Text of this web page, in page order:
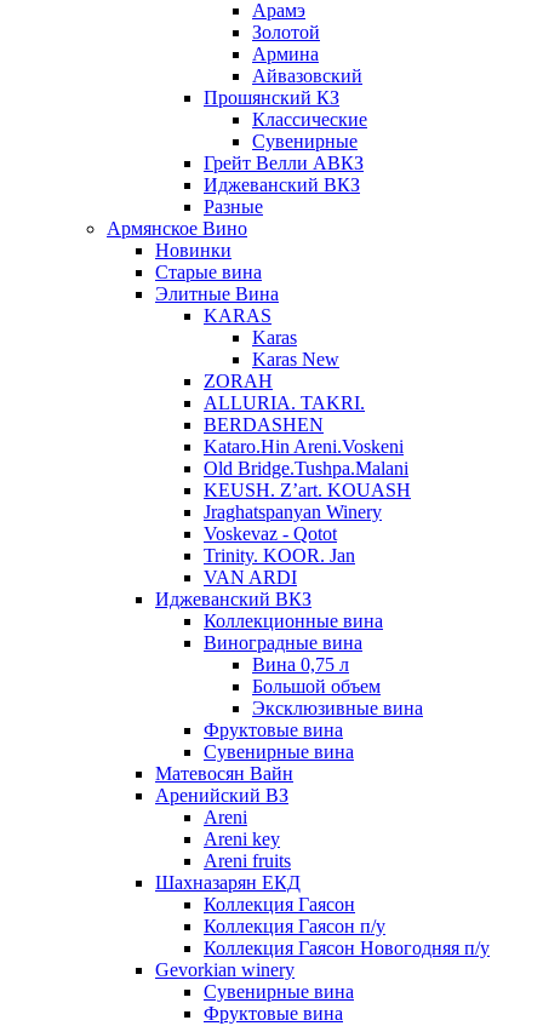
Арамэ
Золотой
Армина
Айвазовский
Прошянский КЗ
Классические
Сувенирные
Грейт Велли АВКЗ
Иджеванский ВКЗ
Разные
Армянское Вино
Новинки
Старые вина
Элитные Вина
KARAS
Karas
Karas New
ZORAH
ALLURIA. TAKRI.
BERDASHEN
Kataro.Hin Areni.Voskeni
Old Bridge.Tushpa.Malani
KEUSH. Z’art. KOUASH
Jraghatspanyan Winery
Voskevaz - Qotot
Trinity. KOOR. Jan
VAN ARDI
Иджеванский ВКЗ
Коллекционные вина
Виноградные вина
Вина 0,75 л
Большой объем
Эксклюзивные вина
Фруктовые вина
Cувенирные вина
Матевосян Вайн
Аренийский ВЗ
Areni
Areni key
Areni fruits
Шахназарян ЕКД
Коллекция Гаясон
Коллекция Гаясон п/у
Коллекция Гаясон Новогодняя п/у
Gevorkian winery
Сувенирные вина
Фруктовые вина